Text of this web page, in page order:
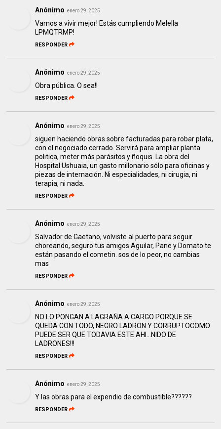
Anónimo enero 29, 2025
Vamos a vivir mejor! Estás cumpliendo Melella
LPMQTRMP!
RESPONDER
Anónimo enero 29, 2025
Obra pública. O sea!!
RESPONDER
Anónimo enero 29, 2025
siguen haciendo obras sobre facturadas para robar plata,
con el negociado cerrado. Servirá para ampliar planta
politica, meter más parásitos y ñoquis. La obra del
Hospital Ushuaia, un gasto millonario sólo para oficinas y
piezas de internación. Ni especialidades, ni cirugia, ni
terapia, ni nada.
RESPONDER
Anónimo enero 29, 2025
Salvador de Gaetano, volviste al puerto para seguir
choreando, seguro tus amigos Aguilar, Pane y Domato te
están pasando el cometin. sos de lo peor, no cambias
mas
RESPONDER
Anónimo enero 29, 2025
NO LO PONGAN A LAGRAÑA A CARGO PORQUE SE
QUEDA CON TODO, NEGRO LADRON Y CORRUPTOCOMO
PUEDE SER QUE TODAVIA ESTE AHI...NIDO DE
LADRONES!!!
RESPONDER
Anónimo enero 29, 2025
Y las obras para el expendio de combustible??????
RESPONDER